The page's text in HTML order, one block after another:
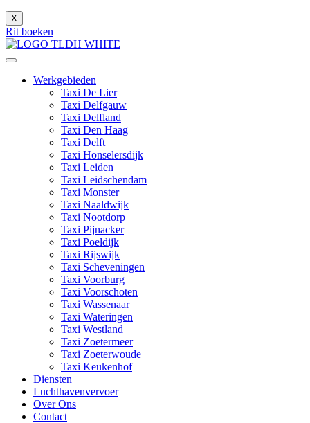
X
Rit boeken
Werkgebieden
Taxi De Lier
Taxi Delfgauw
Taxi Delfland
Taxi Den Haag
Taxi Delft
Taxi Honselersdijk
Taxi Leiden
Taxi Leidschendam
Taxi Monster
Taxi Naaldwijk
Taxi Nootdorp
Taxi Pijnacker
Taxi Poeldijk
Taxi Rijswijk
Taxi Scheveningen
Taxi Voorburg
Taxi Voorschoten
Taxi Wassenaar
Taxi Wateringen
Taxi Westland
Taxi Zoetermeer
Taxi Zoeterwoude
Taxi Keukenhof
Diensten
Luchthavenvervoer
Over Ons
Contact